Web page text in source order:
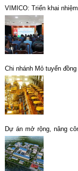
VIMICO: Triển khai
Chi nhánh Mỏ tuyển
vừa đảm bảo hoạt động
Dự án mở rộng, nâng
70% khối lượng các hạng